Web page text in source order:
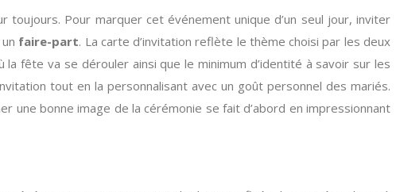
Pour marquer cet événement unique d’un seul jour, inviter
faire-part. La carte d’invitation reflète le thème choisi par les deux
fête va se dérouler ainsi que le minimum d’identité à savoir sur les
tout en la personnalisant avec un goût personnel des mariés.
une bonne image de la cérémonie se fait d’abord en impressionnant